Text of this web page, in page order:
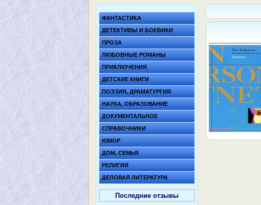
ФАНТАСТИКА
ДЕТЕКТИВЫ И БОЕВИКИ
ПРОЗА
ЛЮБОВНЫЕ РОМАНЫ
ПРИКЛЮЧЕНИЯ
ДЕТСКИЕ КНИГИ
ПОЭЗИЯ, ДРАМАТУРГИЯ
НАУКА, ОБРАЗОВАНИЕ
ДОКУМЕНТАЛЬНОЕ
СПРАВОЧНИКИ
ЮМОР
ДОМ, СЕМЬЯ
РЕЛИГИЯ
ДЕЛОВАЯ ЛИТЕРАТУРА
Последние отзывы